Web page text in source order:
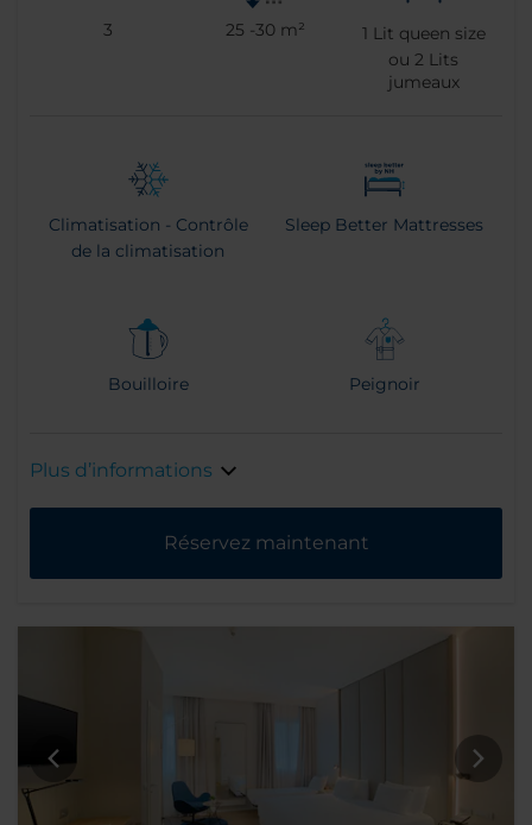
3 25 -30 m² 1 Lit queen size
ou2 Lits
jumeaux
Climatisation - Contrôle
de la climatisation
Sleep Better Mattresses
Bouilloire Peignoir
Plus d’informations
Réservez maintenant